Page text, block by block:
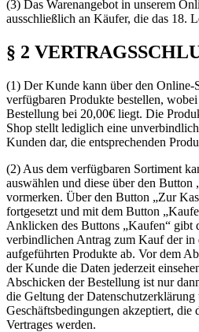
(3) Das Warenangebot in unserem
ausschließlich an Käufer, die das 18.
§ 2
(1) Der Kunde kann über den Online-
verfügbaren Produkte bestellen,
Bestellung bei 20,00€ liegt. Die
Shop stellt lediglich eine
Kunden dar, die entsprechenden
(2) Aus dem verfügbaren Sortiment
auswählen und diese über den Button
vormerken. Über den Button „Zur
fortgesetzt und mit dem Button
Anklicken des Buttons „Kaufen“ gibt
verbindlichen Antrag zum Kauf der in
aufgeführten Produkte ab. Vor dem
der Kunde die Daten jederzeit
Abschicken der Bestellung ist nur
die Geltung der
Geschäftsbedingungen akzeptiert, die
Vertrages werden.